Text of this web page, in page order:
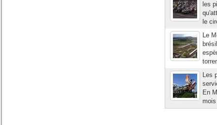
les
le
Le
Les
En